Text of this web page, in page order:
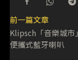
前一篇文章
Klipsch「音樂城市
便攜式藍牙喇叭